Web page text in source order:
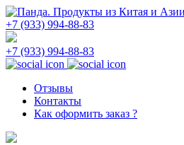
+7 (933) 994-88-83
+7 (933) 994-88-83
Отзывы
Контакты
Как оформить заказ ?